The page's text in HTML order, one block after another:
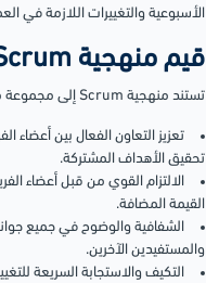
الأسبوعية والتغييرات اللازمة في
قيم منهجية Scrum
تستند منهجية Scrum إلى مجموعة من مبادئ السكرم التي توجه سلوك الفريق وتعزز تحقيق النتائج المرجوة، ومنها:
تعزيز التعاون الفعال بين
تحقيق الأهداف المشتركة.
الالتزام القوي من قبل أعضاء
القيمة المضافة.
الشفافية والوضوح في جميع
والمستفيدين الآخرين.
التكيف والاستجابة السريعة